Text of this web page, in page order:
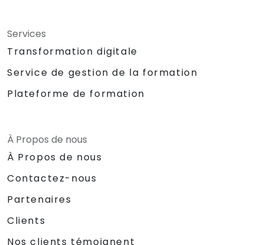
Services
Transformation digitale
Service de gestion de la formation
Plateforme de formation
À Propos de nous
À Propos de nous
Contactez-nous
Partenaires
Clients
Nos clients témoignent